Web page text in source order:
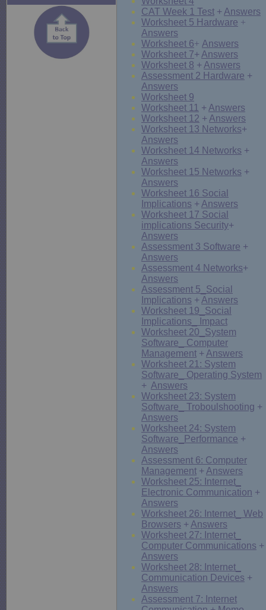
CAT Week 1 Test + Answers
Worksheet 5 Hardware +
Answers
Worksheet 6+ Answers
Worksheet 7+ Answers
Worksheet 8 + Answers
Assessment 2 Hardware +
Answers
Worksheet 9
Worksheet 11 + Answers
Worksheet 12 + Answers
Worksheet 13 Networks+
Answers
Worksheet 14 Networks +
Answers
Worksheet 15 Networks +
Answers
Worksheet 16 Social
Implications + Answers
Worksheet 17 Social
implications Security+
Answers
Assessment 3 Software +
Answers
Assessment 4 Networks+
Answers
Assessment 5_Social
Implications + Answers
Worksheet 19_Social
Implications_ Impact
Worksheet 20_System
Software_ Computer
Management + Answers
Worksheet 21: System
Software_ Operating System
+ Answers
Worksheet 23: System
Software_ Troboulshooting +
Answers
Worksheet 24: System
Software_Performance +
Answers
Assessment 6: Computer
Management + Answers
Worksheet 25: Internet_
Electronic Communication +
Answers
Worksheet 26: Internet_ Web
Browsers + Answers
Worksheet 27: Internet_
Computer Communications +
Answers
Worksheet 28: Internet_
Communication Devices +
Answers
Assessment 7: Internet